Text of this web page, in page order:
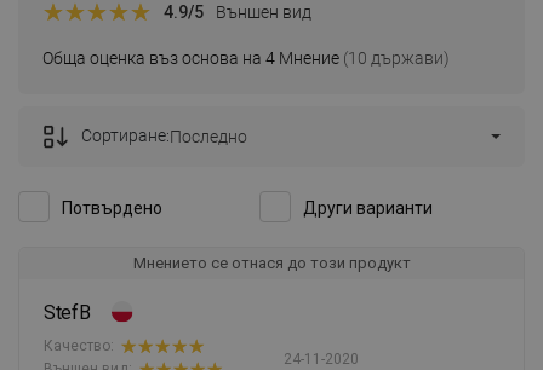
Обща оценка въз основа на 4 Мнение (10 държави)
4.9/5 Външен вид
Потвърдено Други варианти
Сортиране:Последно
Мнението се отнася до този продукт
StefB
24-11-2020
Качество: